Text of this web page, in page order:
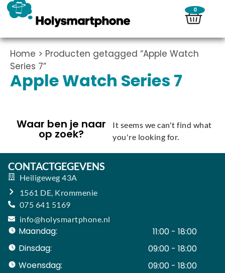
0
Home > Producten getagged “Apple Watch
Series 7”
Apple Watch Series 7
Waar ben je naar
op zoek?
It seems we can't find what
you're looking for.
CONTACTGEGEVENS
Heiligeweg 43A
1561 DE, Krommenie
075 641 5169
info@holysmartphone.nl
Maandag:
11:00 - 18:00
Dinsdag:
09:00 - 18:00
Woensdag:
09:00 - 18:00